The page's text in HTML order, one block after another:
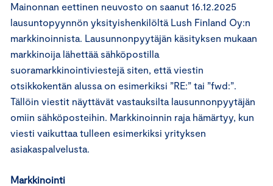
Mainonnan eettinen neuvosto on saanut 16.12.2025
lausuntopyynnön yksityishenkilöltä Lush Finland Oy:n
markkinoinnista. Lausunnonpyytäjän käsityksen mukaan
markkinoija lähettää sähköpostilla
suoramarkkinointiviestejä siten, että viestin
otsikkokentän alussa on esimerkiksi ”RE:” tai ”fwd:”.
Tällöin viestit näyttävät vastauksilta lausunnonpyytäjän
omiin sähköposteihin. Markkinoinnin raja hämärtyy, kun
viesti vaikuttaa tulleen esimerkiksi yrityksen
asiakaspalvelusta.
Markkinointi